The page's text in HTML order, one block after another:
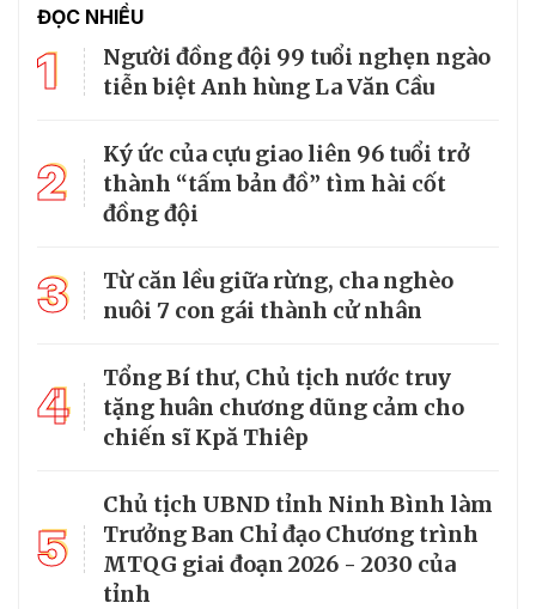
ĐỌC NHIỀU
1
Người đồng đội 99 tuổi nghẹn ngào
tiễn biệt Anh hùng La Văn Cầu
2
Ký ức của cựu giao liên 96 tuổi trở
thành “tấm bản đồ” tìm hài cốt
đồng đội
3
Từ căn lều giữa rừng, cha nghèo
nuôi 7 con gái thành cử nhân
4
Tổng Bí thư, Chủ tịch nước truy
tặng huân chương dũng cảm cho
chiến sĩ Kpă Thiêp
5
Chủ tịch UBND tỉnh Ninh Bình làm
Trưởng Ban Chỉ đạo Chương trình
MTQG giai đoạn 2026 - 2030 của
tỉnh